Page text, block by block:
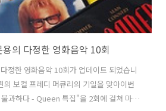
의 다정한 영화음악 10회
정한 영화음악 10회가 업데이트 되었습니
보컬 프레디 머큐리의 기일을 맞아이번
과하다 - Queen 특집"을 2회에 걸쳐 마련